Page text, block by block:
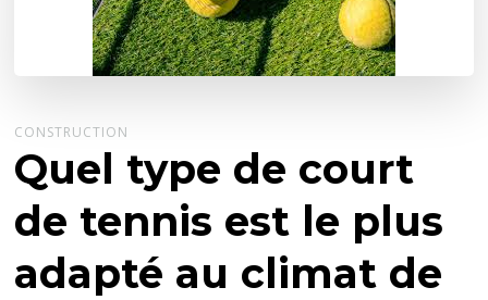
CONSTRUCTION
Quel type de court
de tennis est le plus
adapté au climat de